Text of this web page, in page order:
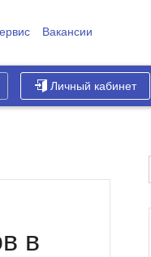
Вакансии
Личный кабинет
в